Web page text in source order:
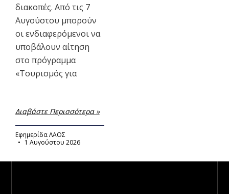
διακοπές. Από τις 7
Αυγούστου μπορούν
οι ενδιαφερόμενοι να
υποβάλουν αίτηση
στο πρόγραμμα
«Τουρισμός για
Διαβάστε Περισσότερα »
Εφημερίδα ΛΑΟΣ
1 Αυγούστου 2026